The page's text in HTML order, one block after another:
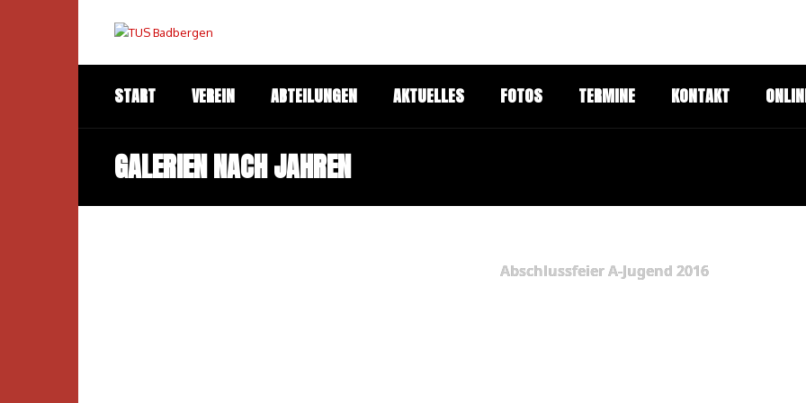
START VEREIN ABTEILUNGEN AKTUELLES FOTOS TERMINE KONTAKT
GALERIEN NACH JAHREN
Abschlussfeier A-Jugend 2016